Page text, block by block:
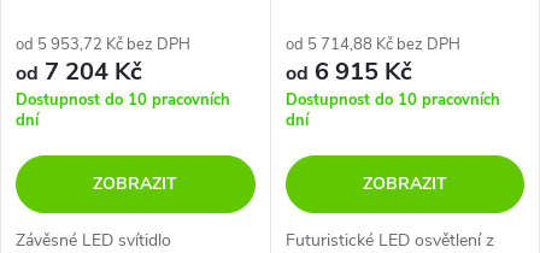
od 5 953,72 Kč bez DPH
od 7 204 Kč
Dostupnost do 10 pracovních
dní
ZOBRAZIT
Závěsné LED svítidlo
od 5 714,88 Kč bez DPH
od 6 915 Kč
Dostupnost do 10 pracovních
dní
ZOBRAZIT
Futuristické LED osvětlení z